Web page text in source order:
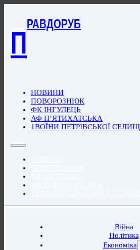
П
РАВДОРУБ
НОВИНИ
ПОВОРОЗНЮК
ФК ІНГУЛЕЦЬ
АФ П’ЯТИХАТСЬКА
1ВОЇНИ ПЕТРІВСЬКОЇ
Війна
Політика
Економіка